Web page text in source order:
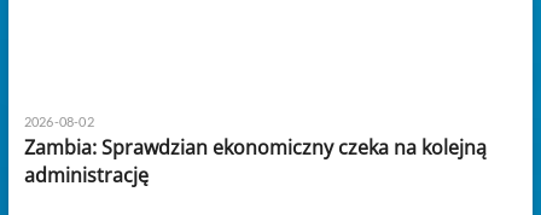
2026-08-02
Zambia: Sprawdzian ekonomiczny czeka na kolejną
administrację